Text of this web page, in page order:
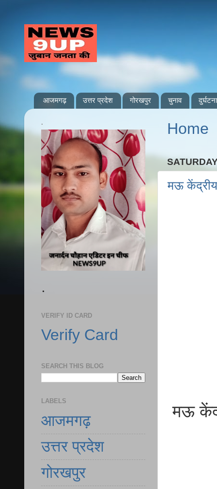
आजमगढ़ उत्तर प्रदेश गोरखपुर चुनाव दुर्घटना
Home
मऊ केंद्रीय
मऊ
.
.
VERIFY ID CARD
Verify Card
SEARCH THIS BLOG
LABELS
आजमगढ़
उत्तर प्रदेश
गोरखपुर